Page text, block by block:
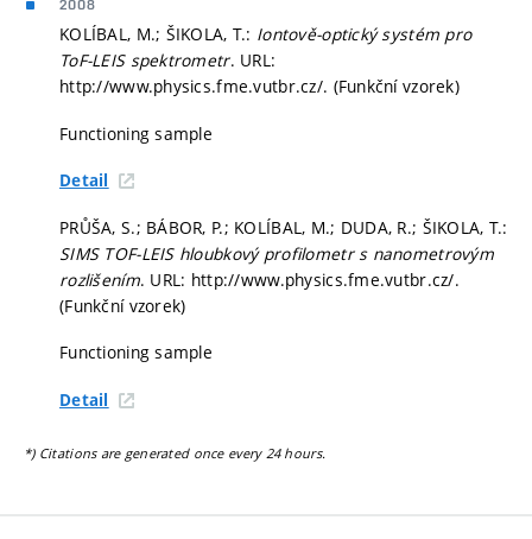
2008
KOLÍBAL, M.; ŠIKOLA, T.: Iontově-optický systém pro
ToF-LEIS spektrometr. URL:
http://www.physics.fme.vutbr.cz/. (Funkční vzorek)
Functioning sample
Detail
PRŮŠA, S.; BÁBOR, P.; KOLÍBAL, M.; DUDA, R.; ŠIKOLA, T.:
SIMS TOF-LEIS hloubkový profilometr s nanometrovým
rozlišením. URL: http://www.physics.fme.vutbr.cz/.
(Funkční vzorek)
Functioning sample
Detail
*) Citations are generated once every 24 hours.